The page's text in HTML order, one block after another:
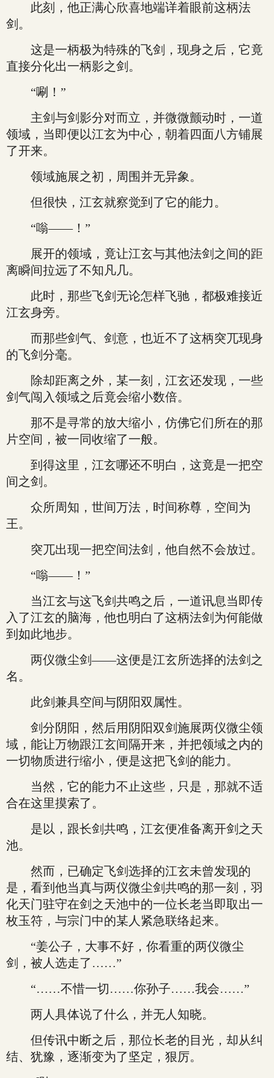
此刻，他正满心欣喜地端详着眼前这柄法
剑。
这是一柄极为特殊的飞剑，现身之后，它竟
直接分化出一柄影之剑。
“唰！”
主剑与剑影分对而立，并微微颤动时，一道
领域，当即便以江玄为中心，朝着四面八方铺展
了开来。
领域施展之初，周围并无异象。
但很快，江玄就察觉到了它的能力。
“嗡——！”
展开的领域，竟让江玄与其他法剑之间的距
离瞬间拉远了不知凡几。
此时，那些飞剑无论怎样飞驰，都极难接近
江玄身旁。
而那些剑气、剑意，也近不了这柄突兀现身
的飞剑分毫。
除却距离之外，某一刻，江玄还发现，一些
剑气闯入领域之后竟会缩小数倍。
那不是寻常的放大缩小，仿佛它们所在的那
片空间，被一同收缩了一般。
到得这里，江玄哪还不明白，这竟是一把空
间之剑。
众所周知，世间万法，时间称尊，空间为
王。
突兀出现一把空间法剑，他自然不会放过。
“嗡——！”
当江玄与这飞剑共鸣之后，一道讯息当即传
入了江玄的脑海，他也明白了这柄法剑为何能做
到如此地步。
两仪微尘剑——这便是江玄所选择的法剑之
名。
此剑兼具空间与阴阳双属性。
剑分阴阳，然后用阴阳双剑施展两仪微尘领
域，能让万物跟江玄间隔开来，并把领域之内的
一切物质进行缩小，便是这把飞剑的能力。
当然，它的能力不止这些，只是，那就不适
合在这里摸索了。
是以，跟长剑共鸣，江玄便准备离开剑之天
池。
然而，已确定飞剑选择的江玄未曾发现的
是，看到他当真与两仪微尘剑共鸣的那一刻，羽
化天门驻守在剑之天池中的一位长老当即取出一
枚玉符，与宗门中的某人紧急联络起来。
“姜公子，大事不好，你看重的两仪微尘
剑，被人选走了……”
“……不惜一切……你孙子……我会……”
两人具体说了什么，并无人知晓。
但传讯中断之后，那位长老的目光，却从纠
结、犹豫，逐渐变为了坚定，狠厉。